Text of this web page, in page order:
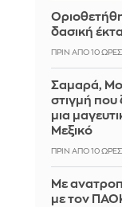
δασική
ΠΡΙΝ ΑΠΌ 10 ΏΡΕΣ
Σαμαρά,
στιγμή που
μια
Μεξικό
ΠΡΙΝ ΑΠΌ 10 ΏΡΕΣ
Με
με τον